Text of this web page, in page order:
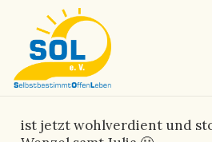
ist jetzt wohlverdient und